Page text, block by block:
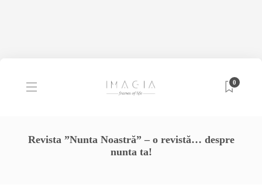
0
Revista ”Nunta Noastră” – o revistă… despre
nunta ta!